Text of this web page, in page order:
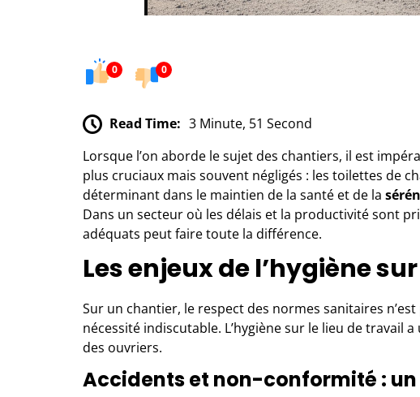
0 0
Read Time: 3 Minute, 51 Second
Lorsque l’on aborde le sujet des chantiers, il est
plus cruciaux mais souvent négligés : les toilettes de
déterminant dans le maintien de la santé et de la
Dans un secteur où les délais et la productivité sont
adéquats peut faire toute la différence.
Les enjeux de l’hygiène
Sur un chantier, le respect des normes sanitaires
nécessité indiscutable. L’hygiène sur le lieu de travail
des ouvriers.
Accidents et non-conformité :